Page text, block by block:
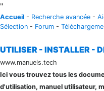
"
Accueil - Recherche avancée -
Sélection - Forum -
UTILISER - INSTALLER -
www.manuels.tech
Ici vous trouvez tous les
d'utilisation, manuel utilisateur,